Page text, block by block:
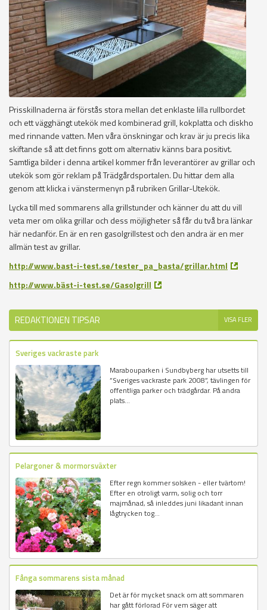
Prisskillnaderna är förstås stora mellan det enklaste lilla rullbordet
och ett vägghängt utekök med kombinerad grill, kokplatta och diskho
med rinnande vatten. Men våra önskningar och krav är ju precis lika
skiftande så att det finns gott om alternativ känns bara positivt.
Samtliga bilder i denna artikel kommer från leverantörer av grillar och
utekök som gör reklam på Trädgårdsportalen. Du hittar dem alla
genom att klicka i vänstermenyn på rubriken Grillar-Utekök.
Lycka till med sommarens alla grillstunder och känner du att du vill
veta mer om olika grillar och dess möjligheter så får du två bra länkar
här nedanför. En är en ren gasolgrillstest och den andra är en mer
allmän test av grillar.
http://www.bast-i-test.se/tester_pa_basta/grillar.html
http://www.bäst-i-test.se/Gasolgrill
REDAKTIONEN TIPSAR VISA FLER
Sveriges vackraste park
Marabouparken i Sundbyberg har utsetts till
”Sveriges vackraste park 2008”, tävlingen för
offentliga parker och trädgårdar. På andra
plats...
Pelargoner & mormorsväxter
Efter regn kommer solsken - eller tvärtom!
Efter en otroligt varm, solig och torr
majmånad, så inleddes juni likadant innan
lågtrycken tog...
Fånga sommarens sista månad
Det är för mycket snack om att sommaren
har gått förlorad För vem säger att